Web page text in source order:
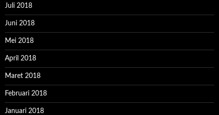
Juli 2018
Juni 2018
Mei 2018
April 2018
Maret 2018
Februari 2018
Januari 2018